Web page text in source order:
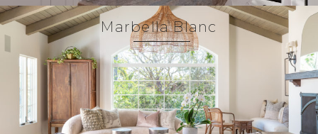
Marbella Blanc